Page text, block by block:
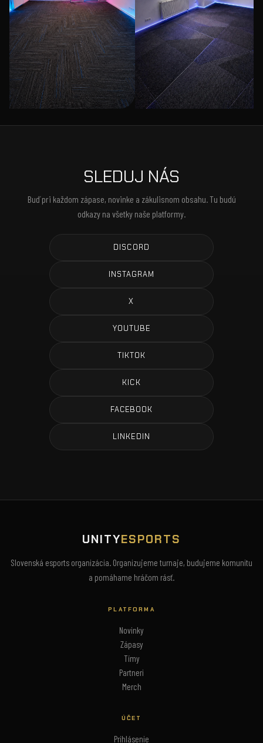
SLEDUJ NÁS
Buď pri každom zápase, novinke a zákulisnom obsahu. Tu budú
odkazy na všetky naše platformy.
DISCORD
INSTAGRAM
X
YOUTUBE
TIKTOK
KICK
FACEBOOK
LINKEDIN
UNITYESPORTS
Slovenská esports organizácia. Organizujeme turnaje, budujeme komunitu
a pomáhame hráčom rásť.
PLATFORMA
Novinky
Zápasy
Tímy
Partneri
Merch
ÚČET
Prihlásenie